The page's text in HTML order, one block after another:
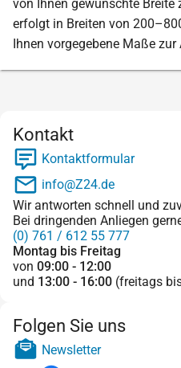
von Ihnen gewünschte Breite
erfolgt in Breiten von
Ihnen vorgegebene Maße zur
Kontakt
Kontaktformular
info@Z24.de
Wir antworten schnell und
Bei dringenden Anliegen
(0) 761 / 612 55 777
Montag bis Freitag
von 09:00 - 12:00
und 13:00 - 16:00 (freitags
Folgen Sie uns
Newsletter